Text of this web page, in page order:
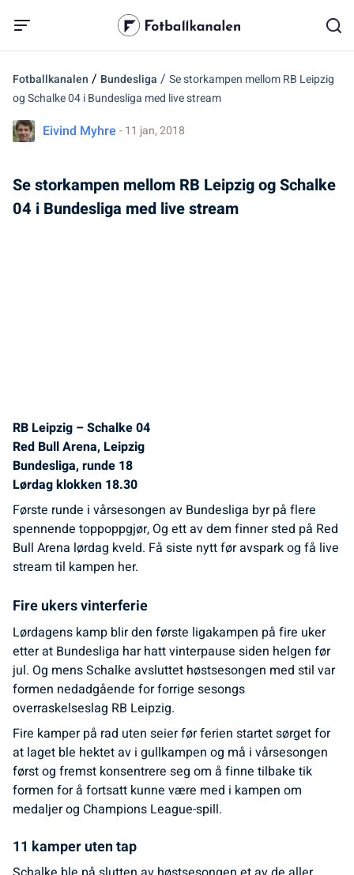
Fotballkanalen / Bundesliga / Se storkampen mellom RB Leipzig
og Schalke 04 i Bundesliga med live stream
Eivind Myhre - 11 jan, 2018
Se storkampen mellom RB Leipzig og Schalke
04 i Bundesliga med live stream
RB Leipzig – Schalke 04
Red Bull Arena, Leipzig
Bundesliga, runde 18
Lørdag klokken 18.30
Første runde i vårsesongen av Bundesliga byr på flere
spennende toppoppgjør, Og ett av dem finner sted på Red
Bull Arena lørdag kveld. Få siste nytt før avspark og få live
stream til kampen her.
Fire ukers vinterferie
Lørdagens kamp blir den første ligakampen på fire uker
etter at Bundesliga har hatt vinterpause siden helgen før
jul. Og mens Schalke avsluttet høstsesongen med stil var
formen nedadgående for forrige sesongs
overraskelseslag RB Leipzig.
Fire kamper på rad uten seier før ferien startet sørget for
at laget ble hektet av i gullkampen og må i vårsesongen
først og fremst konsentrere seg om å finne tilbake tik
formen for å fortsatt kunne være med i kampen om
medaljer og Champions League-spill.
11 kamper uten tap